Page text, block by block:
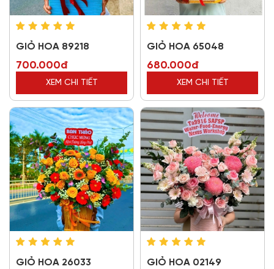
GIỎ HOA 89218
700.000đ
XEM CHI TIẾT
GIỎ HOA 65048
680.000đ
XEM CHI TIẾT
GIỎ HOA 26033 GIỎ HOA 02149